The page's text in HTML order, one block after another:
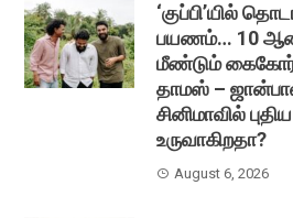
‘குப்பி’யில்
பயணம்… 10
மீண்டும்
தாமஸ் –
சினிமாவில்
உருவாகிறதா?
August 6, 2026